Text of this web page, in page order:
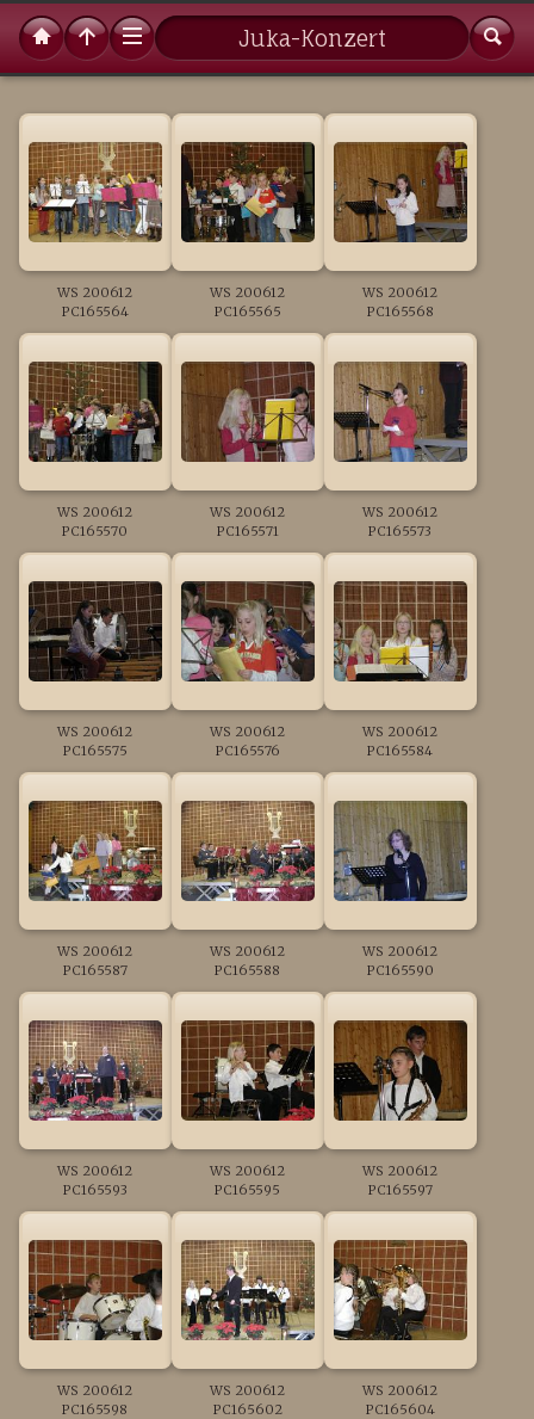
Juka-Konzert
WS 200612
PC165564
WS 200612
PC165565
WS 200612
PC165568
WS 200612
PC165570
WS 200612
PC165571
WS 200612
PC165573
WS 200612
PC165575
WS 200612
PC165576
WS 200612
PC165584
WS 200612
PC165587
WS 200612
PC165588
WS 200612
PC165590
WS 200612
PC165593
WS 200612
PC165595
WS 200612
PC165597
WS 200612
PC165598
WS 200612
PC165602
WS 200612
PC165604